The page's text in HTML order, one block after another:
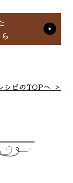
シピのTOPへ ＞